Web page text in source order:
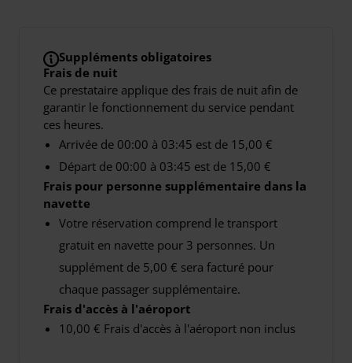
Suppléments obligatoires
Frais de nuit
Ce prestataire applique des frais de nuit afin de
garantir le fonctionnement du service pendant
ces heures.
Arrivée de 00:00 à 03:45 est de 15,00 €
Départ de 00:00 à 03:45 est de 15,00 €
Frais pour personne supplémentaire dans la
navette
Votre réservation comprend le transport
gratuit en navette pour 3 personnes. Un
supplément de 5,00 € sera facturé pour
chaque passager supplémentaire.
Frais d'accès à l'aéroport
10,00 € Frais d'accès à l'aéroport non inclus